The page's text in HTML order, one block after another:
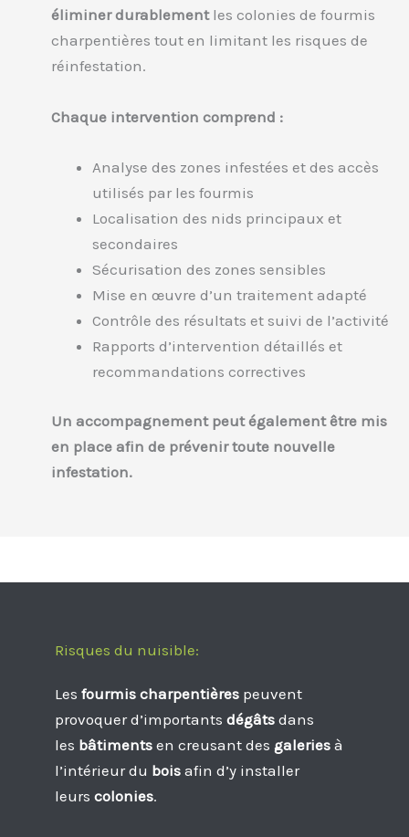
éliminer durablementles colonies de fourmis
charpentières tout en limitant les risques de
réinfestation.
Chaque intervention comprend :
Analyse des zones infestées et des accès
utilisés par les fourmis
Localisation des nids principaux et
secondaires
Sécurisation des zones sensibles
Mise en œuvre d’un traitement adapté
Contrôle des résultats et suivi de l’activité
Rapports d’intervention détaillés et
recommandations correctives
Un accompagnement peut également être mis
en place afin de prévenir toute nouvelle
infestation.
Risques du nuisible:
Les fourmis charpentières peuvent
provoquer d’importants dégâts dans
les bâtiments en creusant des galeries à
l’intérieur du bois afin d’y installer
leurs colonies.